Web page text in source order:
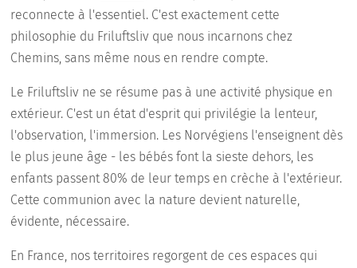
reconnecte à l'essentiel. C'est exactement cette
philosophie du Friluftsliv que nous incarnons chez
Chemins, sans même nous en rendre compte.
Le Friluftsliv ne se résume pas à une activité physique en
extérieur. C'est un état d'esprit qui privilégie la lenteur,
l'observation, l'immersion. Les Norvégiens l'enseignent dès
le plus jeune âge - les bébés font la sieste dehors, les
enfants passent 80% de leur temps en crèche à l'extérieur.
Cette communion avec la nature devient naturelle,
évidente, nécessaire.
En France, nos territoires regorgent de ces espaces qui